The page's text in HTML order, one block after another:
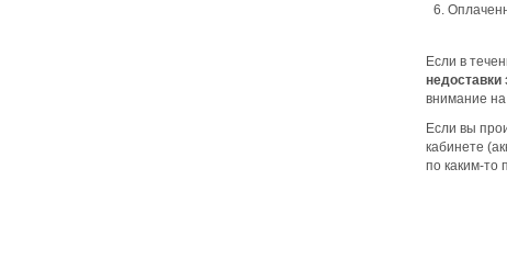
Если в
недоставки
внимание на
Если вы
кабинете
по каким-то